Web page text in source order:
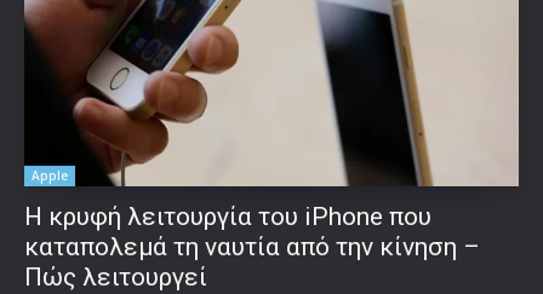
Apple
Η κρυφή λειτουργία του iPhone που
καταπολεμά τη ναυτία από την κίνηση –
Πώς λειτουργεί